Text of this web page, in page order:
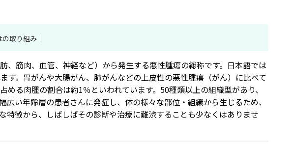
の取り組み
、筋肉、血管、神経など）から発生する悪性腫瘍の総称です。日本語では
す。胃がんや大腸がん、肺がんなどの上皮性の悪性腫瘍（がん）に比べて
る肉腫の割合は約1％といわれています。50種類以上の組織型があり、
い年齢層の患者さんに発症し、体の様々な部位・組織から生じるため、
特徴から、しばしばその診断や治療に難渋することも少なくはありませ